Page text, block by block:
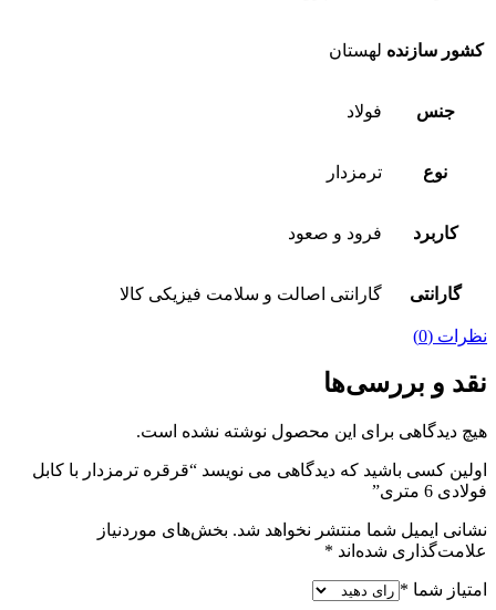
کشور سازنده لهستان
جنس فولاد
نوع ترمزدار
کاربرد فرود و صعود
گارانتی گارانتی اصالت و سلامت فیزیکی کالا
نظرات (0)
نقد و بررسی‌ها
هیچ دیدگاهی برای این محصول نوشته نشده است.
اولین کسی باشید که دیدگاهی می نویسد “قرقره ترمزدار با کابل
فولادی 6 متری”
نشانی ایمیل شما منتشر نخواهد شد. بخش‌های موردنیاز
علامت‌گذاری شده‌اند *
امتیاز شما *